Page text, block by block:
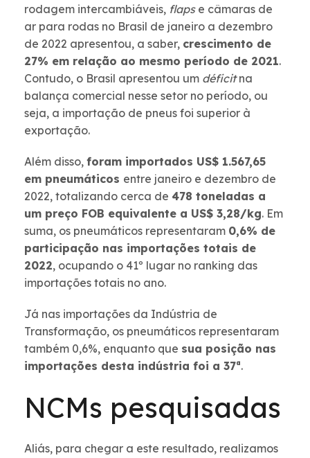
rodagem intercambiáveis, flaps e câmaras de
ar para rodas no Brasil de janeiro a dezembro
de 2022 apresentou, a saber, crescimento de
27% em relação ao mesmo período de 2021.
Contudo, o Brasil apresentou um déficitna
balança comercial nesse setor no período, ou
seja, a importação de pneus foi superior à
exportação.
Além disso, foram importados US$ 1.567,65
em pneumáticos entre janeiro e dezembro de
2022, totalizando cerca de 478 toneladas a
um preço FOB equivalente a US$ 3,28/kg. Em
suma, os pneumáticos representaram 0,6% de
participação nas importações totais de
2022, ocupando o 41º lugar no ranking das
importações totais no ano.
Já nas importações da Indústria de
Transformação, os pneumáticos representaram
também 0,6%, enquanto que sua posição nas
importações desta indústria foi a 37ª.
NCMs pesquisadas
Aliás, para chegar a este resultado, realizamos